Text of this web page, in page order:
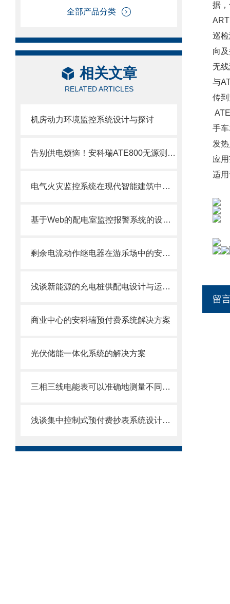
全部产品分类
相关文章
RELATED ARTICLES
机房动力环境监控系统设计与探讨
告别供电烦恼！安科瑞ATE800无源测温，革命性解决方案
电气火灾监控系统在现代智能建筑中的研究与应用
基于Web的配电室监控报警系统的设计与实现
剩余电流动作继电器在游乐场中的安全应用
浅谈新能源的充电桩供配电设计与运维管理
商业中心的安科瑞预付费系统解决方案
光伏储能一体化系统的解决方案
三相三线电能表可以准确地测量不同相位上的能量消耗
浅谈集中控制式预付费抄表系统设计与应用
据
巡
向
无
与
传
手
发
应
适
留